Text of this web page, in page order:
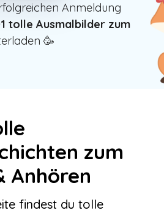
Anmeldung
tolle Ausmalbilder zum
🥳
zum
Anhören
findest du tolle